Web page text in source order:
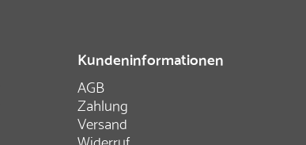
Kundeninformationen
AGB
Zahlung
Versand